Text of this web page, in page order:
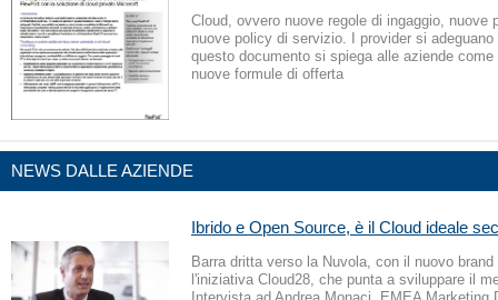
Cloud, ovvero nuove regole di ingaggio, nuove
nuove policy di servizio. I provider si
questo documento si spiega alle aziende
nuove formule di offerta
NEWS DALLE AZIENDE
Ibrido e Open Source, è il Cloud ideale
Barra dritta verso la Nuvola, con il nuovo brand
l'iniziativa Cloud28, che punta a sviluppare il